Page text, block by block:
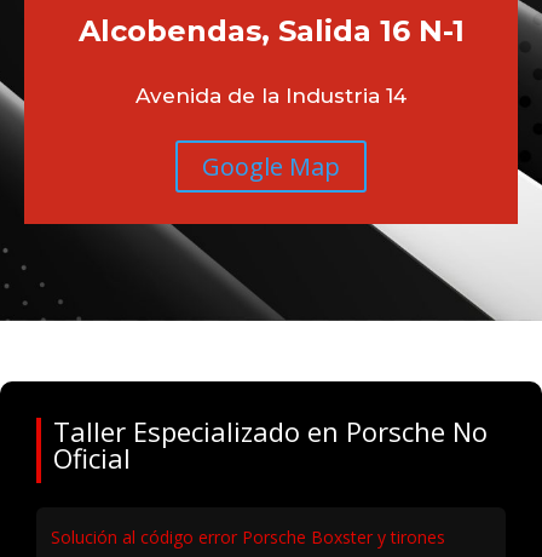
Alcobendas, Salida 16 N-1
Avenida de la Industria 14
Google Map
Taller Especializado en Porsche No
Oficial
Solución al código error Porsche Boxster y tirones